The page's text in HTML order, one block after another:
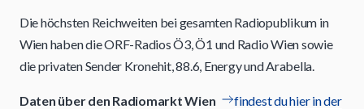
Die höchsten Reichweiten bei gesamten Radiopublikum in
Wien haben die ORF-Radios Ö3, Ö1 und Radio Wien sowie
die privaten Sender Kronehit, 88.6, Energy und Arabella.
Daten über den Radiomarkt Wien
findest du hier in der